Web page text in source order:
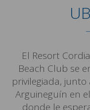
El Resort
Beach Club se
privilegiada,
Arguineguín en
donde le